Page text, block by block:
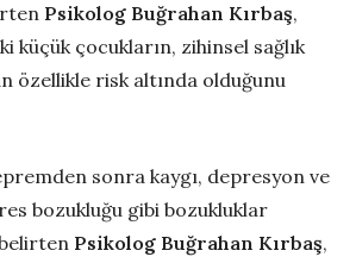
Psikolog Buğrahan Kırbaş,
küçük çocukların, zihinsel sağlık
özellikle risk altında olduğunu
sonra kaygı, depresyon ve
bozukluğu gibi bozukluklar
Psikolog Buğrahan Kırbaş,